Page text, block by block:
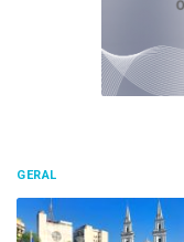
GERAL